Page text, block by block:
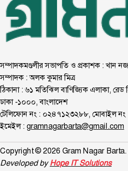
সম্পাদকমণ্ডলীর সভাপতি ও প্রকাশক : খান
সম্পাদক : অলক কুমার মিত্র
ঠিকানা : ৬১ মতিঝিল বাণিজ্যিক এলাকা,
ঢাকা -১০০০, বাংলাদেশ
টেলিফোন নং : ০২৪৭১২৩২৮৮, মোবাইল
ইমেইল :gramnagarbarta@gmail.com
Copyright © 2026 Gram Nagar
Developed byHope IT Solutions